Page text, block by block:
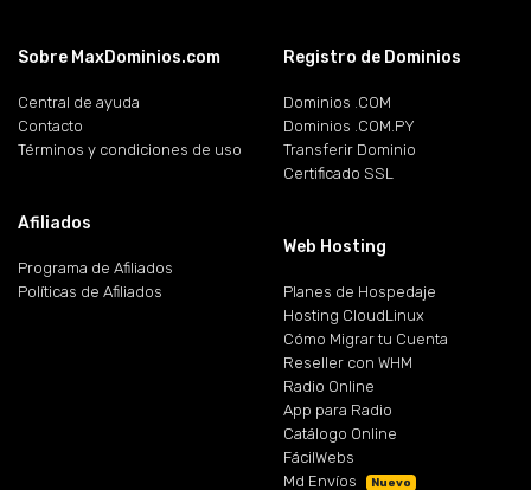
Sobre MaxDominios.com
Central de ayuda
Contacto
Términos y condiciones de uso
Afiliados
Programa de Afiliados
Políticas de Afiliados
Registro de Dominios
Dominios .COM
Dominios .COM.PY
Transferir Dominio
Certificado SSL
Web Hosting
Planes de Hospedaje
Hosting CloudLinux
Cómo Migrar tu Cuenta
Reseller con WHM
Radio Online
App para Radio
Catálogo Online
FácilWebs
Md Envíos
Nuevo